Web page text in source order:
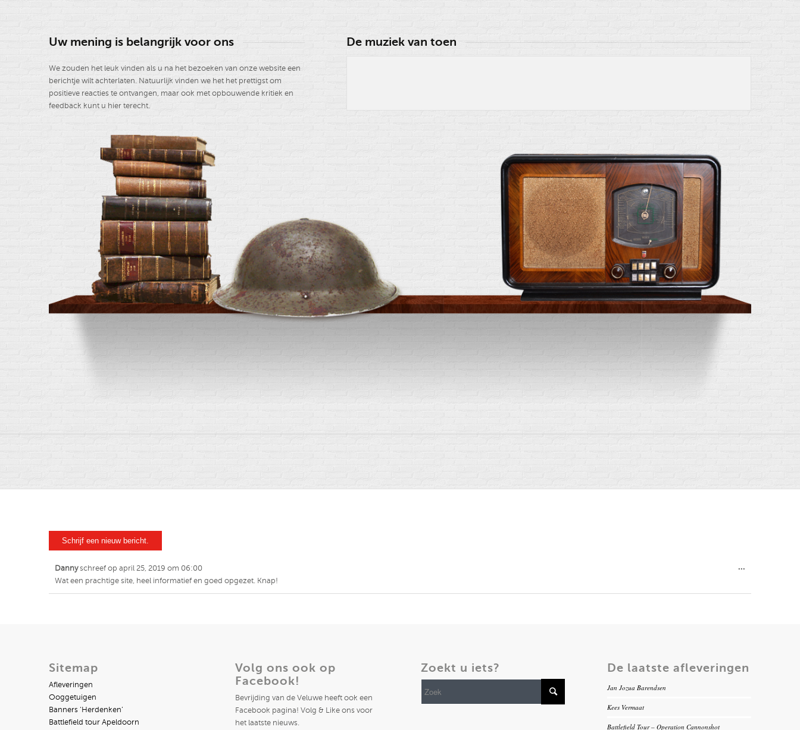
Uw mening is belangrijk voor ons
We zouden het leuk vinden als u na het bezoeken van onze website een
berichtje wilt achterlaten. Natuurlijk vinden we het het prettigst om
positieve reacties te ontvangen, maar ook met opbouwende kritiek en
feedback kunt u hier terecht.
De muziek van toen
Dannyschreef op april 25, 2019 om 06:00
Wat een prachtige site, heel informatief en goed opgezet. Knap!
...
Sitemap
Afleveringen
Ooggetuigen
Banners ‘Herdenken’
Battlefield tour Apeldoorn
Volg ons ook op
Facebook!
Bevrijding van de Veluwe heeft ook een
Facebook pagina! Volg & Like ons voor
het laatste nieuws.
Zoekt u iets? De laatste afleveringen
Jan Jozua Barendsen
Kees Vermaat
Battlefield Tour – Operation Cannonshot